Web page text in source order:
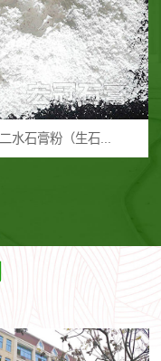
二水石膏粉（生石...